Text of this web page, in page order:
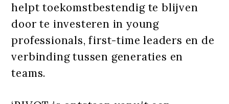
helpt toekomstbestendig te blijven
door te investeren in young
professionals, first-time leaders en de
verbinding tussen generaties en
teams.